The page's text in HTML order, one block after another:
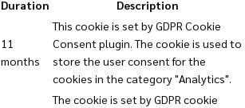
Duration Description
11
months
This cookie is set by GDPR Cookie
Consent plugin. The cookie is used to
store the user consent for the
cookies in the category "Analytics".
The cookie is set by GDPR cookie